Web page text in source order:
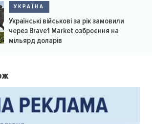
УКРАЇНА
Українські військові за рік замовили
через Brave1 Market озброєння на
мільярд доларів